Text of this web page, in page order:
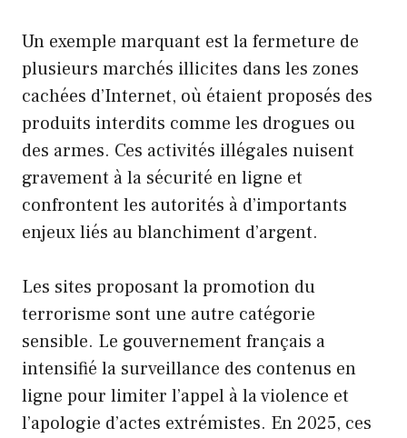
Un exemple marquant est la fermeture de
plusieurs marchés illicites dans les zones
cachées d’Internet, où étaient proposés des
produits interdits comme les drogues ou
des armes. Ces activités illégales nuisent
gravement à la sécurité en ligne et
confrontent les autorités à d’importants
enjeux liés au blanchiment d’argent.
Les sites proposant la promotion du
terrorisme sont une autre catégorie
sensible. Le gouvernement français a
intensifié la surveillance des contenus en
ligne pour limiter l’appel à la violence et
l’apologie d’actes extrémistes. En 2025, ces